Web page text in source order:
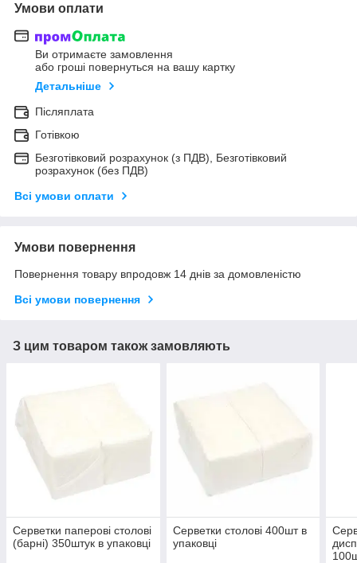
Умови оплати
Ви отримаєте замовлення
або гроші повернуться на вашу картку
Детальніше
Післяплата
Готівкою
Безготівковий розрахунок (з ПДВ), Безготівковий
розрахунок (без ПДВ)
Всі умови оплати
Умови повернення
Повернення товару впродовж 14 днів за домовленістю
Всі умови повернення
З цим товаром також замовляють
Серветки паперові столові
(барні) 350штук в упаковці
Серветки столові 400шт в
упаковці